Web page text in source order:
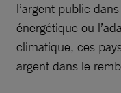
l’argent public
énergétique ou
climatique, ces
argent dans le